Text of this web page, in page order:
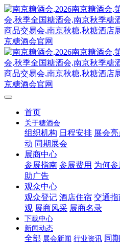
首页
关于糖酒会
组织机构 日程安排 展会亮
动 同期展会
展商中心
参展指南 参展费用 为何参
助广告
观众中心
观众登记 酒店住宿 交通指
观 展商风采 展商名录
下载中心
新闻动态
全部 展会新闻 行业资讯 同